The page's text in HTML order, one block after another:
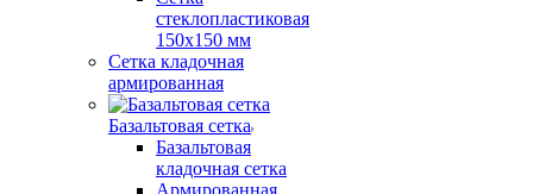
стеклопластиковая
150x150 мм
Сетка кладочная
армированная
Базальтовая сетка
Базальтовая
кладочная сетка
Армированная